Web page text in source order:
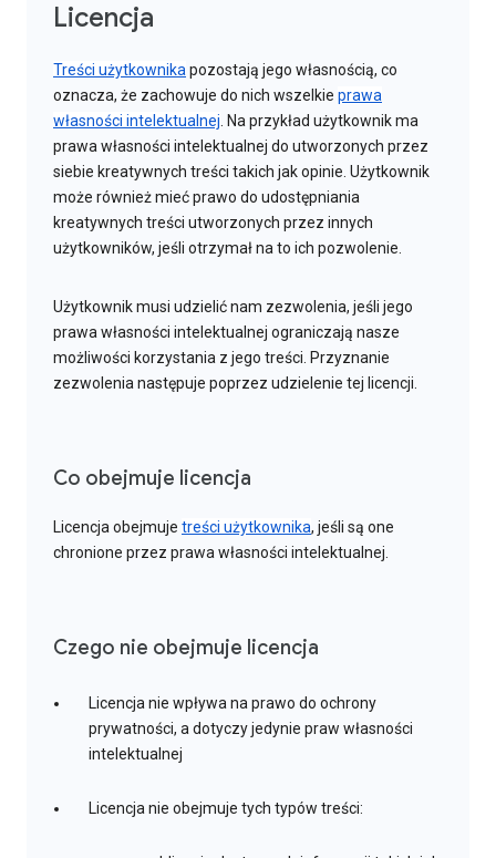
Licencja
Treści użytkownikapozostają jego własnością, co
oznacza, że zachowuje do nich wszelkie prawa
własności intelektualnej. Na przykład użytkownik ma
prawa własności intelektualnej do utworzonych przez
siebie kreatywnych treści takich jak opinie. Użytkownik
może również mieć prawo do udostępniania
kreatywnych treści utworzonych przez innych
użytkowników, jeśli otrzymał na to ich pozwolenie.
Użytkownik musi udzielić nam zezwolenia, jeśli jego
prawa własności intelektualnej ograniczają nasze
możliwości korzystania z jego treści. Przyznanie
zezwolenia następuje poprzez udzielenie tej licencji.
Co obejmuje licencja
Licencja obejmuje treści użytkownika, jeśli są one
chronione przez prawa własności intelektualnej.
Czego nie obejmuje licencja
Licencja nie wpływa na prawo do ochrony
prywatności, a dotyczy jedynie praw własności
intelektualnej
Licencja nie obejmuje tych typów treści: